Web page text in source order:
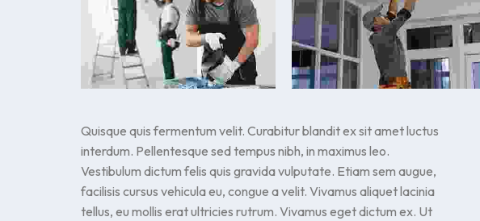
Quisque quis fermentum velit. Curabitur blandit ex sit amet luctus
interdum. Pellentesque sed tempus nibh, in maximus leo.
Vestibulum dictum felis quis gravida vulputate. Etiam sem augue,
facilisis cursus vehicula eu, congue a velit. Vivamus aliquet lacinia
tellus, eu mollis erat ultricies rutrum. Vivamus eget dictum ex. Ut